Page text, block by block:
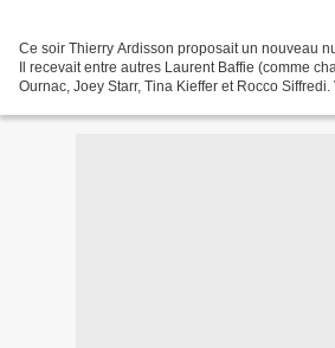
Ce soir Thierry Ardisson proposait un nouveau
Il recevait entre autres Laurent Baffie (comme
Ournac, Joey Starr, Tina Kieffer et Rocco Siffredi.